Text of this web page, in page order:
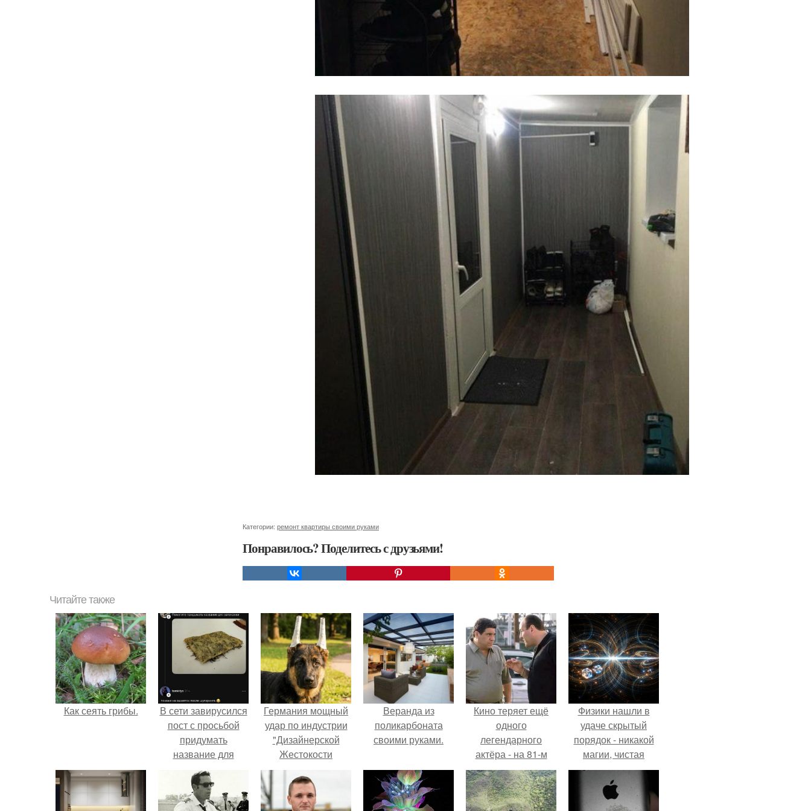
Категории: ремонт квартиры своими руками
Понравилось? Поделитесь с друзьями!
Читайте также
Как сеять грибы.
В сети завирусился
пост с просьбой
придумать
название для
домашней
запеканки.
Германия мощный
удар по индустрии
"Дизайнерской
Жестокости
нанесла".
Веранда из
поликарбоната
своими руками.
Кино теряет ещё
одного
легендарного
актёра - на 81-м
году жизни не стало
Винсента пасторе.
Физики нашли в
удаче скрытый
порядок - никакой
магии, чистая
квантовая
механика.